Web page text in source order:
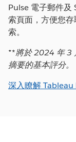
Pulse 電子郵件及
索頁面，方便您
索。
**將於 2024 年 3
摘要的基本評分。
深入瞭解